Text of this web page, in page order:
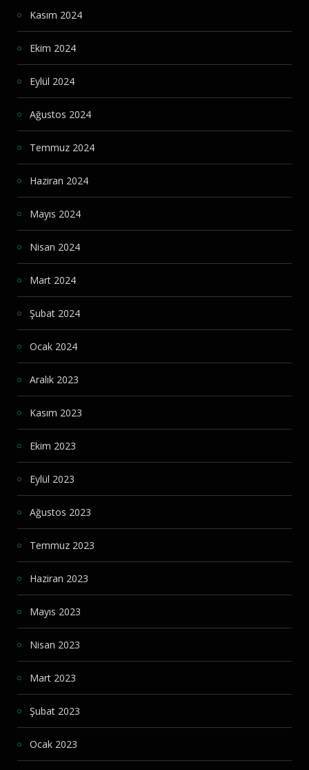
Kasım 2024
Ekim 2024
Eylül 2024
Ağustos 2024
Temmuz 2024
Haziran 2024
Mayıs 2024
Nisan 2024
Mart 2024
Şubat 2024
Ocak 2024
Aralık 2023
Kasım 2023
Ekim 2023
Eylül 2023
Ağustos 2023
Temmuz 2023
Haziran 2023
Mayıs 2023
Nisan 2023
Mart 2023
Şubat 2023
Ocak 2023